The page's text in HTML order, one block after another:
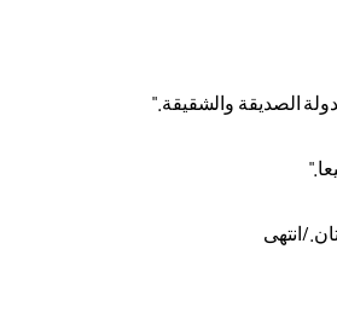
الصديقة والشقيقة ".
".